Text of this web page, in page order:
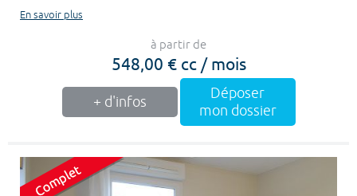
En savoir plus
à partir de
548,00 € cc / mois
+ d'infos
Déposer
mon dossier